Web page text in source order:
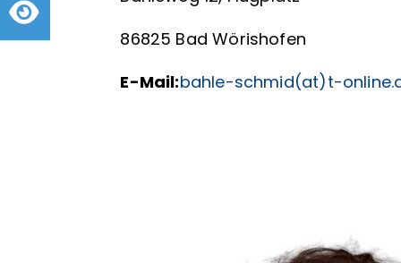
86825 Bad Wörishofen
E-Mail:bahle-schmid(at)t-